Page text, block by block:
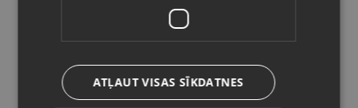
Stāvoklis Restaurēts (Garantija 24 mēneši)
642.00 €
29.19€/mēn.
Saglabāt
ATĻAUT VISAS SĪKDATNES